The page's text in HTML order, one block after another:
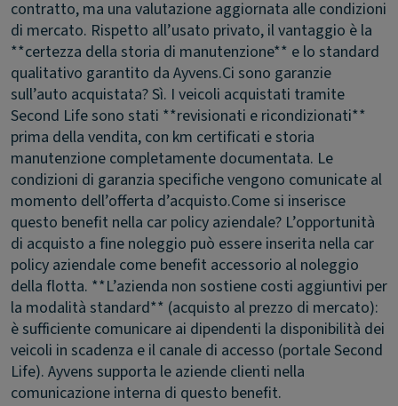
contratto, ma una valutazione aggiornata alle condizioni
di mercato. Rispetto all’usato privato, il vantaggio è la
**certezza della storia di manutenzione** e lo standard
qualitativo garantito da Ayvens.Ci sono garanzie
sull’auto acquistata?Sì. I veicoli acquistati tramite
Second Life sono stati **revisionati e ricondizionati**
prima della vendita, con km certificati e storia
manutenzione completamente documentata. Le
condizioni di garanzia specifiche vengono comunicate al
momento dell’offerta d’acquisto.Come si inserisce
questo benefit nella car policy aziendale? L’opportunità
di acquisto a fine noleggio può essere inserita nella car
policy aziendale come benefit accessorio al noleggio
della flotta. **L’azienda non sostiene costi aggiuntivi per
la modalità standard** (acquisto al prezzo di mercato):
è sufficiente comunicare ai dipendenti la disponibilità dei
veicoli in scadenza e il canale di accesso (portale Second
Life). Ayvens supporta le aziende clienti nella
comunicazione interna di questo benefit.